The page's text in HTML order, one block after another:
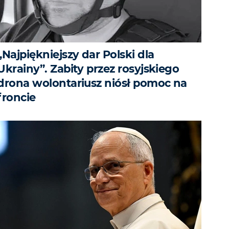
dar Polski dla
Zabity przez rosyjskiego
wolontariusz niósł pomoc na